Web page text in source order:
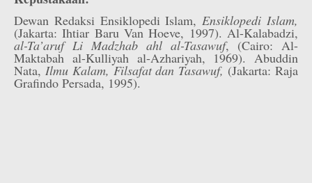
Dewan Redaksi Ensiklopedi Islam,Ensiklopedi Islam,
(Jakarta: Ihtiar Baru Van Hoeve, 1997). Al-Kalabadzi,
al-Ta’aruf Li Madzhab ahl al-Tasawuf, (Cairo: Al-
Maktabah al-Kulliyah al-Azhariyah, 1969). Abuddin
Nata, Ilmu Kalam, Filsafat dan Tasawuf, (Jakarta: Raja
Grafindo Persada, 1995).